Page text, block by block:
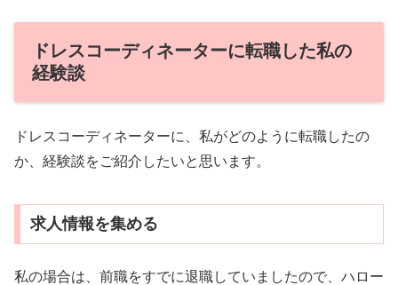
ドレスコーディネーターに転職した私の
経験談
ドレスコーディネーターに、私がどのように転職したの
か、経験談をご紹介したいと思います。
求人情報を集める
私の場合は、前職をすでに退職していましたので、ハロー